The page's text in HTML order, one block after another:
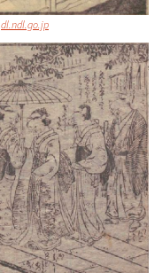
dl.ndl.go.jp